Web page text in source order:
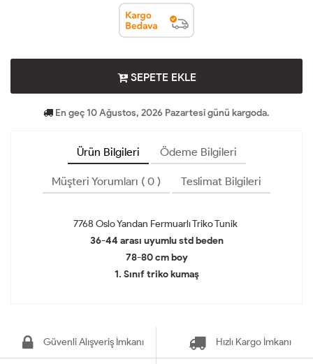
SEPETE EKLE
En geç 10 Ağustos, 2026 Pazartesi günü kargoda.
Ürün Bilgileri Ödeme Bilgileri
Müşteri Yorumları ( 0 ) Teslimat Bilgileri
7768 Oslo Yandan Fermuarlı Triko Tunik
36-44 arası uyumlu std beden
78-80 cm boy
1. Sınıf triko kumaş
Güvenli Alışveriş İmkanı Hızlı Kargo İmkanı